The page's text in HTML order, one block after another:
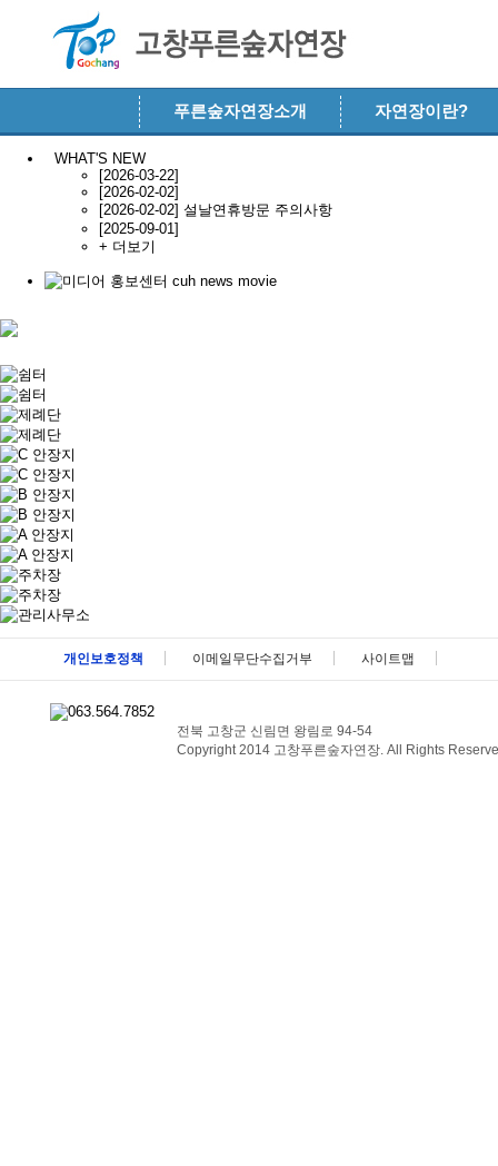
푸른숲자연장소개 자연장이란?
WHAT'S NEW
[2026-03-22]
[2026-02-02]
[2026-02-02] 설날연휴방문 주의사항
[2025-09-01]
+ 더보기
개인보호정책 이메일무단수집거부 사이트맵
전북 고창군 신림면 왕림로 94-54
Copyright 2014 고창푸른숲자연장. All Rights